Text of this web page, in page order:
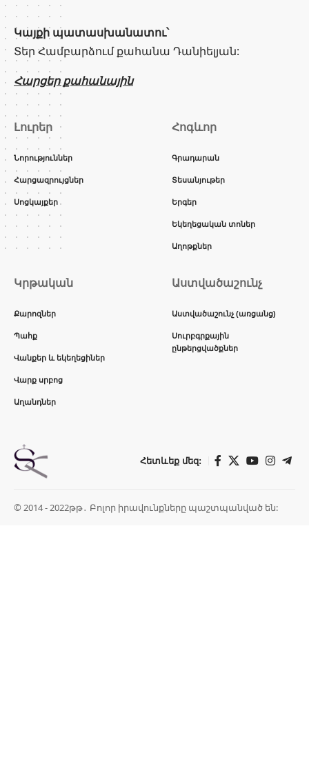
Կայքի պատասխանատու՝
Տեր Համբարձում քահանա Դանիելյան:
Հարցեր քահանային
Լուրեր
Նորություններ
Հարցազրույցներ
Սոցկայքեր
Հոգևոր
Գրադարան
Տեսանյութեր
Երգեր
Եկեղեցական տոներ
Աղոթքներ
Կրթական
Քարոզներ
Պահք
Վանքեր և եկեղեցիներ
Վարք սրբոց
Աղանդներ
Աստվածաշունչ
Աստվածաշունչ (առցանց)
Սուրբգրքային
ընթերցվածքներ
Հետևեք մեզ:
© 2014 - 2022թթ․ Բոլոր իրավունքները պաշտպանված են: